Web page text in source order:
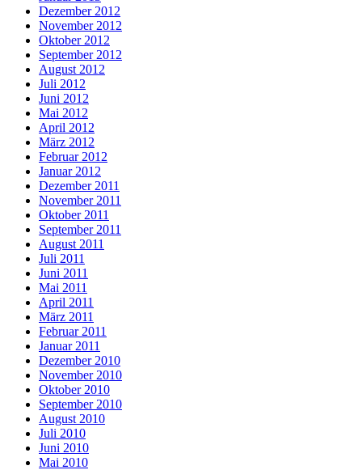
Dezember 2012
November 2012
Oktober 2012
September 2012
August 2012
Juli 2012
Juni 2012
Mai 2012
April 2012
März 2012
Februar 2012
Januar 2012
Dezember 2011
November 2011
Oktober 2011
September 2011
August 2011
Juli 2011
Juni 2011
Mai 2011
April 2011
März 2011
Februar 2011
Januar 2011
Dezember 2010
November 2010
Oktober 2010
September 2010
August 2010
Juli 2010
Juni 2010
Mai 2010